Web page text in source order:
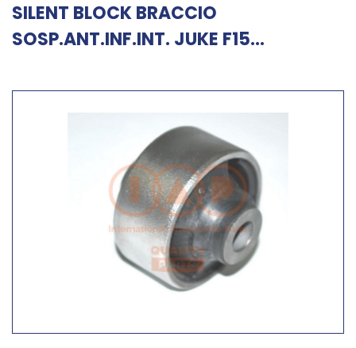
SILENT BLOCK BRACCIO
SOSP.ANT.INF.INT. JUKE F15...